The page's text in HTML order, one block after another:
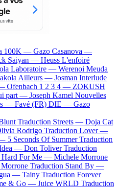
100K — Gazo Casanova —
Saiyan — Heuss L'enfoiré
Laboratoire — Werenoi Meuda
Ailleurs — Josman Interlude
Ofenbach 1 2 3 4 — ZOKUSH
part — Joseph Kamel Nouvelles
— Favé (FR) DIE — Gazo
Traduction Streets — Doja Cat
Rodrigo Traduction Lover —
5 Seconds Of Summer Traduction
— Don Toliver Traduction
Hard For Me — Michele Morrone
Traduction Stand By —
— Tainy Traduction Forever
& Go — Juice WRLD Traduction